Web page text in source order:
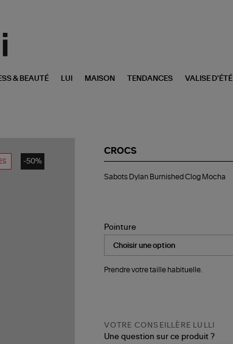
& BEAUTÉ LUI MAISON TENDANCES VALISE D'ÉTÉ
-50%
CROCS
Dylan
Sabots Dylan Burnished Clog Mocha
Pointure
Prendre votre taille habituelle.
VOTRE CONSEILLÈRE LULLI
Une question sur ce produit ?